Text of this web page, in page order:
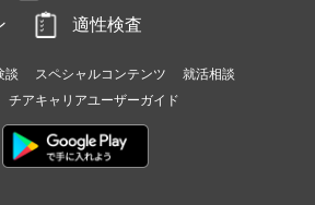
適性検査
談 スペシャルコンテンツ
就活相談
チアキャリアユーザーガイド